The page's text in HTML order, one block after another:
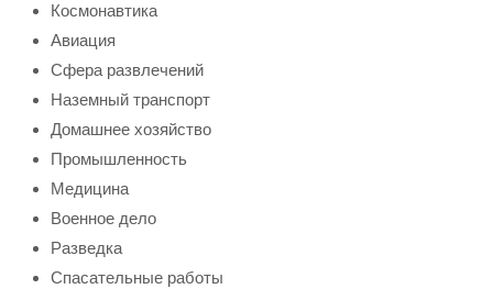
Космонавтика
Авиация
Сфера развлечений
Наземный транспорт
Домашнее хозяйство
Промышленность
Медицина
Военное дело
Разведка
Спасательные работы